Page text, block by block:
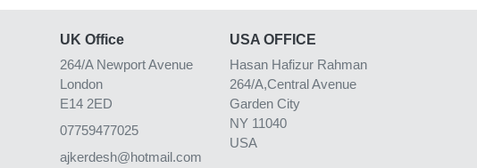
UK Office
264/A Newport Avenue
London
E14 2ED
07759477025
ajkerdesh@hotmail.com
USA OFFICE
Hasan Hafizur Rahman
264/A,Central Avenue
Garden City
NY 11040
USA